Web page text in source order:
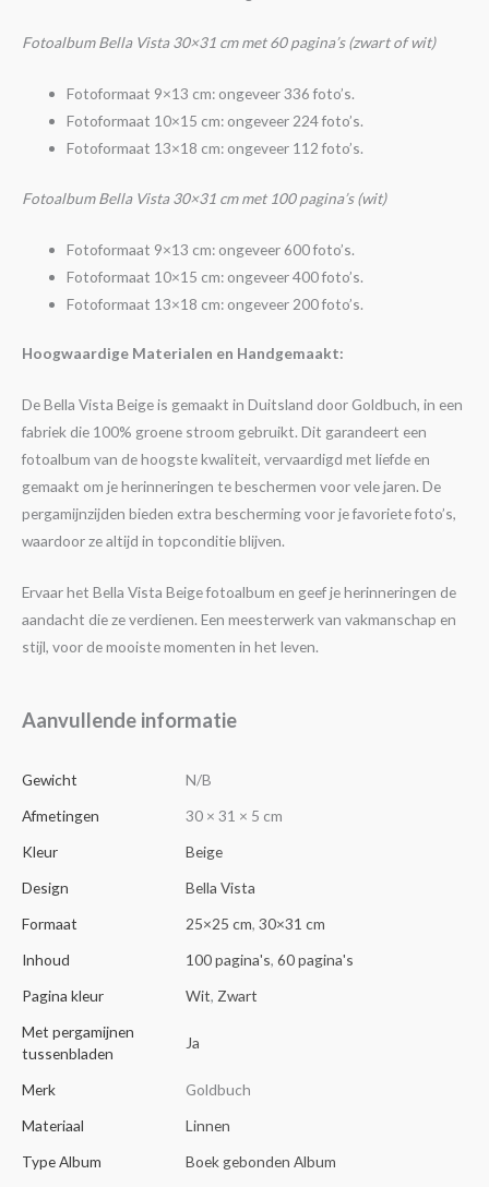
Fotoalbum Bella Vista 30×31 cm met 60 pagina’s (zwart of wit)
Fotoformaat 9×13 cm: ongeveer 336 foto’s.
Fotoformaat 10×15 cm: ongeveer 224 foto’s.
Fotoformaat 13×18 cm: ongeveer 112 foto’s.
Fotoalbum Bella Vista 30×31 cm met 100 pagina’s (wit)
Fotoformaat 9×13 cm: ongeveer 600 foto’s.
Fotoformaat 10×15 cm: ongeveer 400 foto’s.
Fotoformaat 13×18 cm: ongeveer 200 foto’s.
Hoogwaardige Materialen en Handgemaakt:
De Bella Vista Beige is gemaakt in Duitsland door Goldbuch, in een
fabriek die 100% groene stroom gebruikt. Dit garandeert een
fotoalbum van de hoogste kwaliteit, vervaardigd met liefde en
gemaakt om je herinneringen te beschermen voor vele jaren. De
pergamijnzijden bieden extra bescherming voor je favoriete foto’s,
waardoor ze altijd in topconditie blijven.
Ervaar het Bella Vista Beige fotoalbum en geef je herinneringen de
aandacht die ze verdienen. Een meesterwerk van vakmanschap en
stijl, voor de mooiste momenten in het leven.
Aanvullende informatie
Gewicht
N/B
Afmetingen
30 × 31 × 5 cm
Kleur
Beige
Design
Bella Vista
Formaat
25×25 cm, 30×31 cm
Inhoud
100 pagina's, 60 pagina's
Pagina kleur
Wit, Zwart
Met pergamijnen
tussenbladen
Ja
Merk
Goldbuch
Materiaal
Linnen
Type Album
Boek gebonden Album